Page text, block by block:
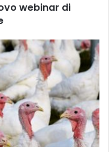
webinar di